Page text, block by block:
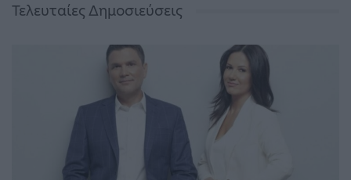
Τελευταίες Δημοσιεύσεις